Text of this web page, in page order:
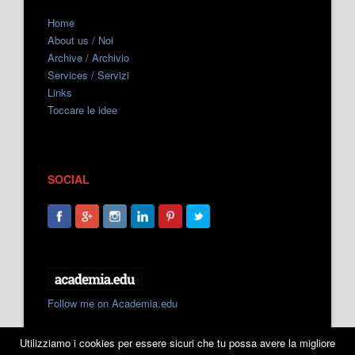
Home
About us / Noi
Archive / Archivio
Services / Servizi
Links
Toccare le idee
SOCIAL
Follow me on Academia.edu
Utilizziamo i cookies per essere sicuri che tu possa avere la migliore